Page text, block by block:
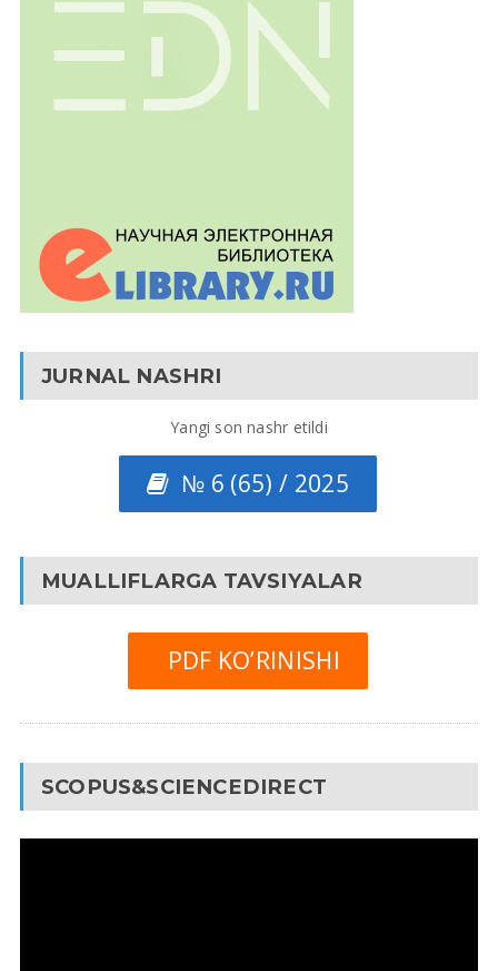
JURNAL NASHRI
Yangi son nashr etildi
№ 6 (65) / 2025
MUALLIFLARGA TAVSIYALAR
PDF KO’RINISHI
SCOPUS&SCIENCEDIRECT